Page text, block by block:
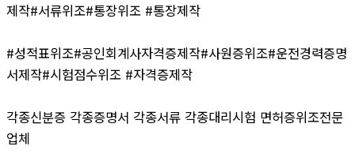
제작#서류위조#통장위조 #통장제작
#성적표위조#공인회계사자격증제작#사원증위조#운전경력증명
서제작#시험점수위조 #자격증제작
각종신분증 각종증명서 각종서류 각종대리시험 면허증위조전문
업체